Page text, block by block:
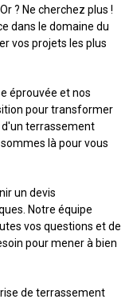
? Ne cherchez plus !
dans le domaine du
vos projets les plus
éprouvée et nos
pour transformer
d'un terrassement
là pour vous
un devis
Notre équipe
vos questions et de
pour mener à bien
de terrassement